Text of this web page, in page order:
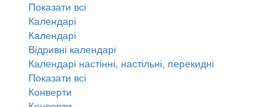
Показати всі
Календарі
Календарі
Відривні календарі
Календарі настінні, настільні, перекидні
Показати всі
Конверти